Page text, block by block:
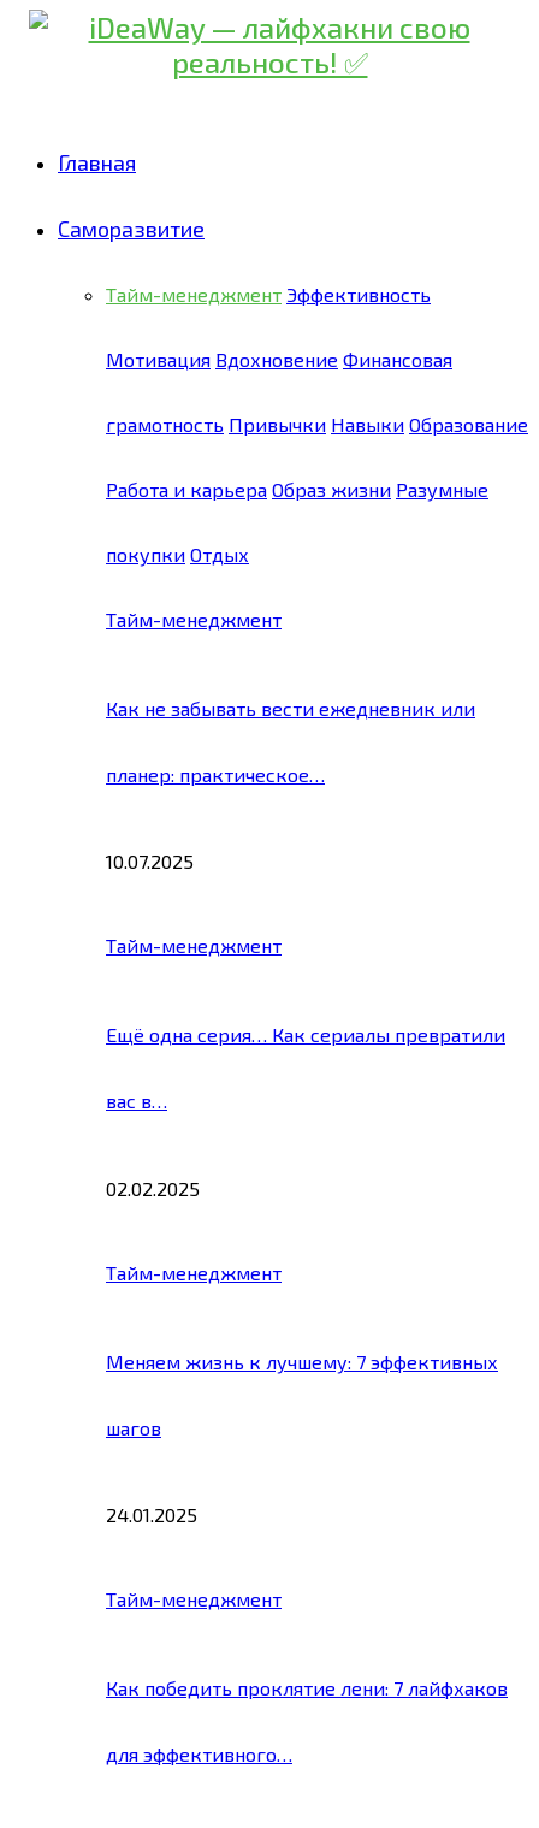
Главная
Саморазвитие
Тайм-менеджмент Эффективность
Мотивация Вдохновение Финансовая
грамотность Привычки Навыки Образование
Работа и карьера Образ жизни Разумные
покупки Отдых
Тайм-менеджмент
Как не забывать вести ежедневник или
планер: практическое…
10.07.2025
Тайм-менеджмент
Ещё одна серия… Как сериалы превратили
вас в…
02.02.2025
Тайм-менеджмент
Меняем жизнь к лучшему: 7 эффективных
шагов
24.01.2025
Тайм-менеджмент
Как победить проклятие лени: 7 лайфхаков
для эффективного…